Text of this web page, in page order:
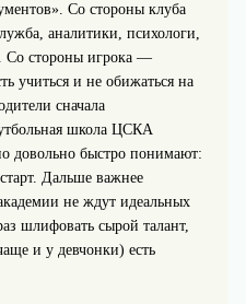
Со стороны клуба
аналитики, психологи,
Со стороны игрока —
учиться и не обижаться на
сначала
школа ЦСКА
довольно быстро понимают:
Дальше важнее
не ждут идеальных
шлифовать сырой талант,
и у девчонки) есть